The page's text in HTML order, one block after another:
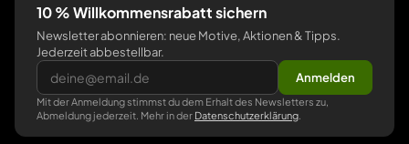
10 % Willkommensrabatt sichern
Newsletter abonnieren: neue Motive, Aktionen & Tipps.
Jederzeit abbestellbar.
Anmelden
Mit der Anmeldung stimmst du dem Erhalt des Newsletters zu,
Abmeldung jederzeit. Mehr in der Datenschutzerklärung